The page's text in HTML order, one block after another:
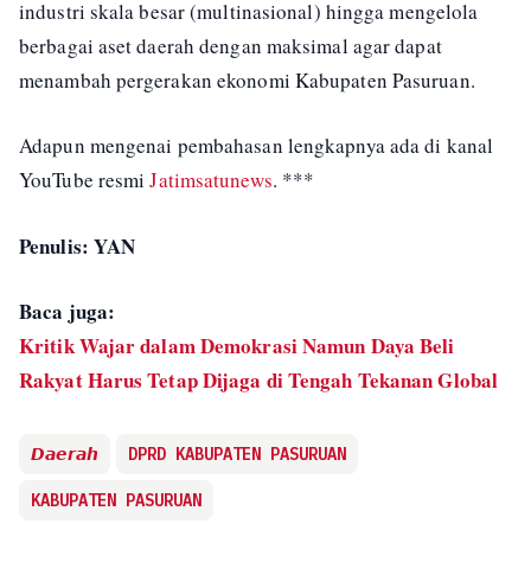
industri skala besar (multinasional) hingga mengelola
berbagai aset daerah dengan maksimal agar dapat
menambah pergerakan ekonomi Kabupaten Pasuruan.
Adapun mengenai pembahasan lengkapnya ada di kanal
YouTube resmiJatimsatunews. ***
Penulis: YAN
Baca juga:
Kritik Wajar dalam Demokrasi Namun Daya Beli
Rakyat Harus Tetap Dijaga di Tengah Tekanan Global
𝘿𝙖𝙚𝙧𝙖𝙝 DPRD KABUPATEN PASURUAN
KABUPATEN PASURUAN